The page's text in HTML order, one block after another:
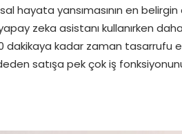
hayata yansımasının en
zeka asistanı kullanırken
dakikaya kadar zaman
satışa pek çok iş